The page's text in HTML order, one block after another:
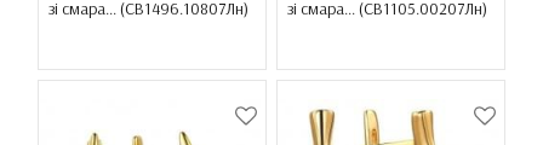
зі смара... (СВ1496.10807Лн)
зі смара... (СВ1105.00207Лн)